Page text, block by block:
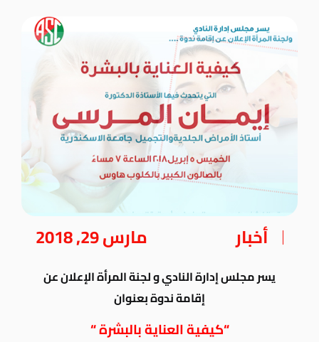
أخبار مارس 29, 2018
يسر مجلس إدارة النادي و لجنة المرأة الإعلان عن
إقامة ندوة بعنوان
“كيفية العناية بالبشرة “